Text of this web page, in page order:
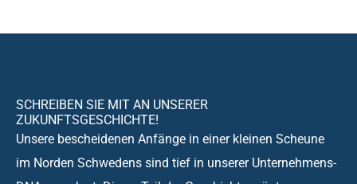
SCHREIBEN SIE MIT AN UNSERER
ZUKUNFTSGESCHICHTE!
Unsere bescheidenen Anfänge in einer kleinen Scheune
im Norden Schwedens sind tief in unserer Unternehmens-